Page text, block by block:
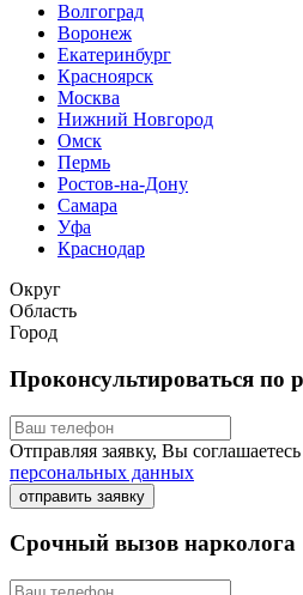
Волгоград
Воронеж
Екатеринбург
Красноярск
Москва
Нижний Новгород
Омск
Пермь
Ростов-на-Дону
Самара
Уфа
Краснодар
Округ
Область
Город
Проконсультироваться по
Отправляя заявку, Вы
персональных данных
отправить заявку
Срочный вызов нарколога